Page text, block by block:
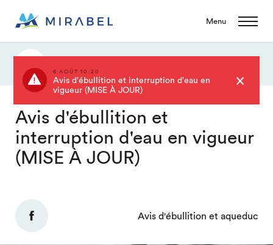
Menu
6 AOÛT 10:20
Avis d'ébullition et interruption d'eau en
vigueur (MISE À JOUR)
Avis d'ébullition et
interruption d'eau en vigueur
(MISE À JOUR)
Avis d'ébullition et aqueduc